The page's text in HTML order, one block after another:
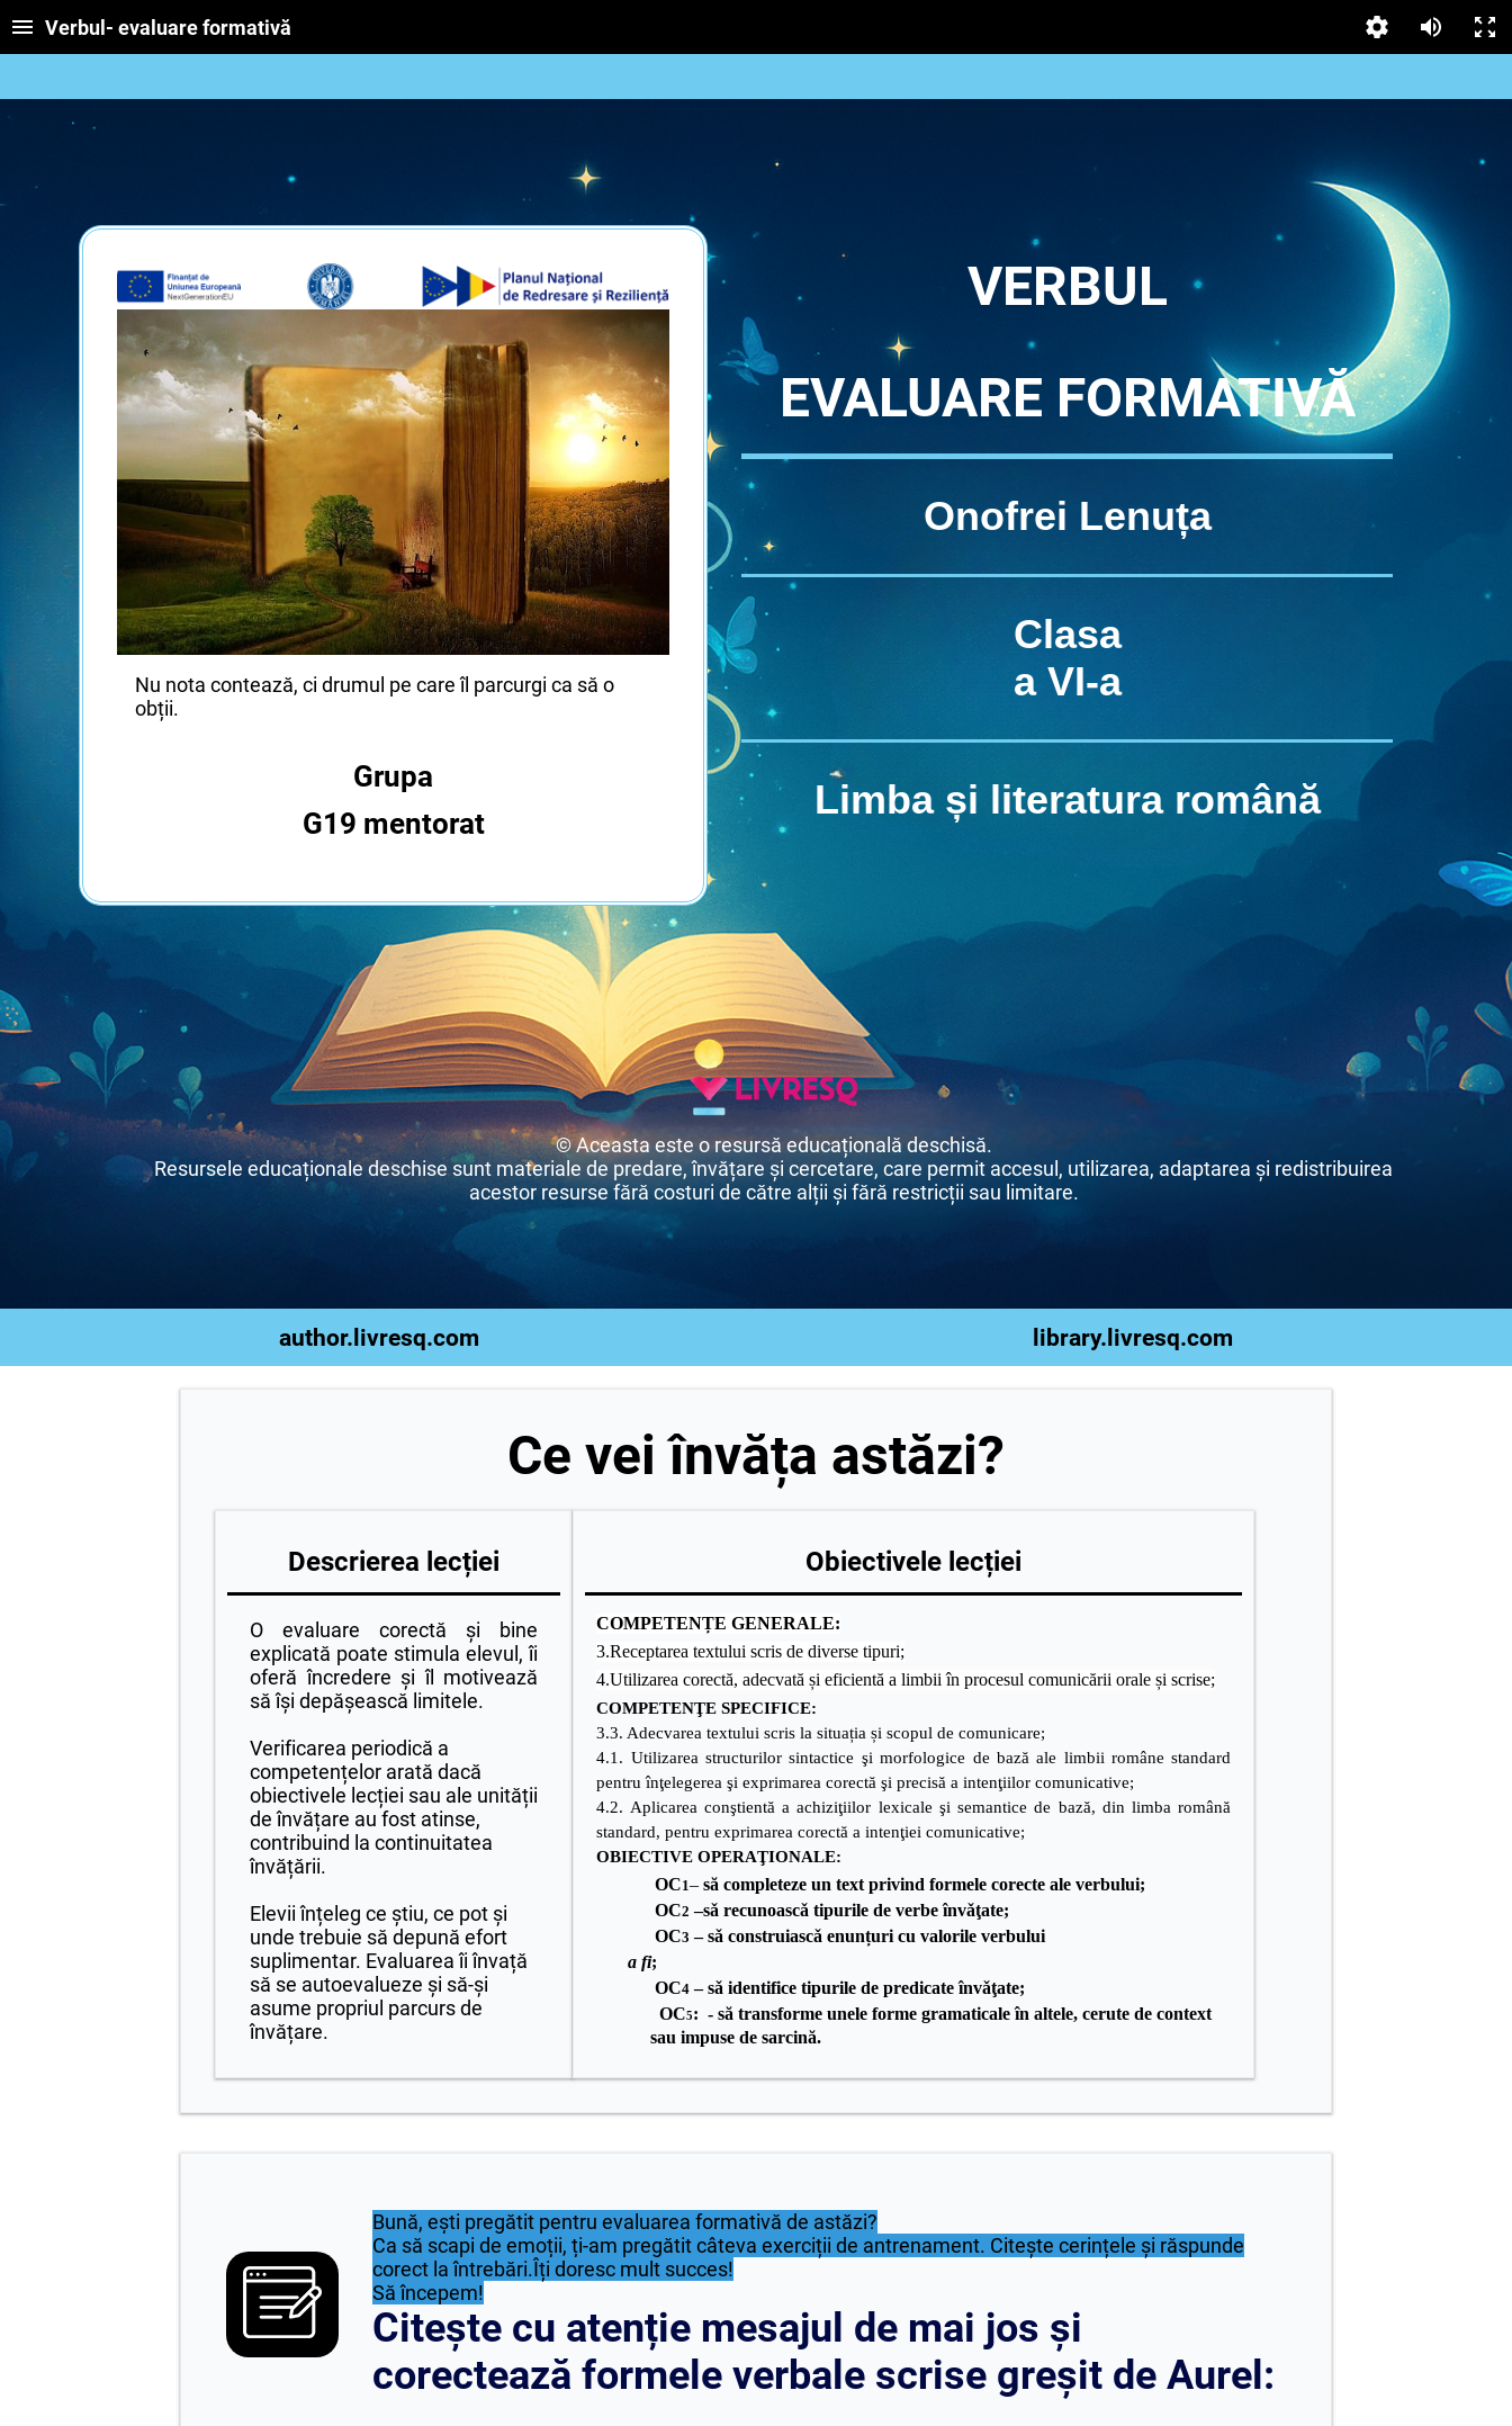
Verbul- evaluare formativă
Nu nota contează, ci drumul pe care îl parcurgi ca să o
obții.
Grupa
G19 mentorat
VERBUL
EVALUARE FORMATIVĂ
Onofrei Lenuța
Clasa
a VI-a
Limba și literatura română
© Aceasta este o resursă educațională deschisă.
Resursele educaționale deschise sunt materiale de predare, învățare și cercetare, care permit accesul, utilizarea, adaptarea și redistribuirea
acestor resurse fără costuri de către alții și fără restricții sau limitare.
author.livresq.com library.livresq.com
Ce vei învăța astăzi?
Descrierea lecției
O evaluare corectă și bine
explicată poate stimula elevul, îi
oferă încredere și îl motivează
să își depășească limitele.
Verificarea periodică a
competențelor arată dacă
obiectivele lecției sau ale unității
de învățare au fost atinse,
contribuind la continuitatea
învățării.
Elevii înțeleg ce știu, ce pot și
unde trebuie să depună efort
suplimentar. Evaluarea îi învață
să se autoevalueze și să-și
asume propriul parcurs de
învățare.
Obiectivele lecției
COMPETENȚE GENERALE:
3.Receptarea textului scris de diverse tipuri;
4.Utilizarea corectă, adecvată și eficientă a limbii în procesul comunicării orale și scrise;
COMPETENŢE SPECIFICE:
3.3. Adecvarea textului scris la situația și scopul de comunicare;
4.1. Utilizarea structurilor sintactice şi morfologice de bază ale limbii române standard
pentru înţelegerea şi exprimarea corectă şi precisă a intenţiilor comunicative;
4.2. Aplicarea conştientă a achiziţiilor lexicale şi semantice de bază, din limba română
standard, pentru exprimarea corectă a intenţiei comunicative;
OBIECTIVE OPERAŢIONALE:
OC1–să completeze un text privind formele corecte ale verbului;
OC2 –sǎ recunoascǎ tipurile de verbe învǎţate;
OC3 – sǎ construiascǎ enunțuri cu valorile verbului
afi;
OC4 – sǎ identifice tipurile de predicate învǎţate;
OC5: - să transforme unele forme gramaticale în altele, cerute de context
sau impuse de sarcină.
Bună, ești pregătit pentru evaluarea formativă de astăzi?
Ca să scapi de emoții, ți-am pregătit câteva exerciții de antrenament. Citește cerințele și răspunde
corect la întrebări.Îți doresc mult succes!
Să începem!
Citește cu atenție mesajul de mai jos și
corectează formele verbale scrise greșit de Aurel: